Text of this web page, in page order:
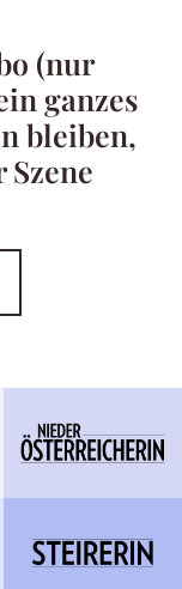
(nur
ganzes
bleiben,